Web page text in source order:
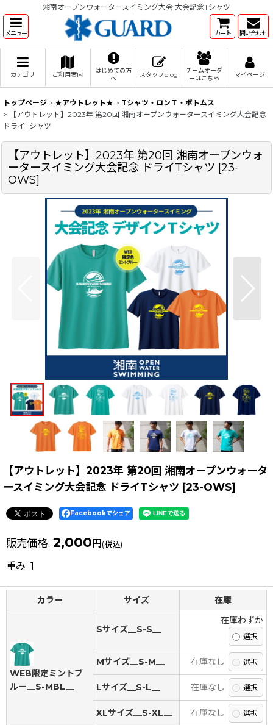
湘南オープンウォータースイミング大会 大会記念Tシャツ
メニュー カート 問い合わせ
カテゴリ ご利用案内
はじめての方
へ
スタッフblog
チームオーダ
ーはこちら
マイページ
トップページ > ★アウトレット★ > Tシャツ・ロンＴ・ボトムス
>
【アウトレット】2023年 第20回 湘南オープンウォータースイミング大会記念
ドライTシャツ
【アウトレット】2023年 第20回 湘南オープンウォ
ータースイミング大会記念 ドライTシャツ [23-
OWS]
【アウトレット】2023年 第20回 湘南オープンウォータ
ースイミング大会記念 ドライTシャツ [23-OWS]
Facebookでシェア
販売価格: 2,000 円 (税込)
重み: 1
カラー サイズ 在庫
WEB限定ミントブ
ルー__S-MBL__
Sサイズ__S-S__
在庫わずか
Mサイズ__S-M__ 在庫なし
Lサイズ__S-L__ 在庫なし
XLサイズ__S-XL__ 在庫なし